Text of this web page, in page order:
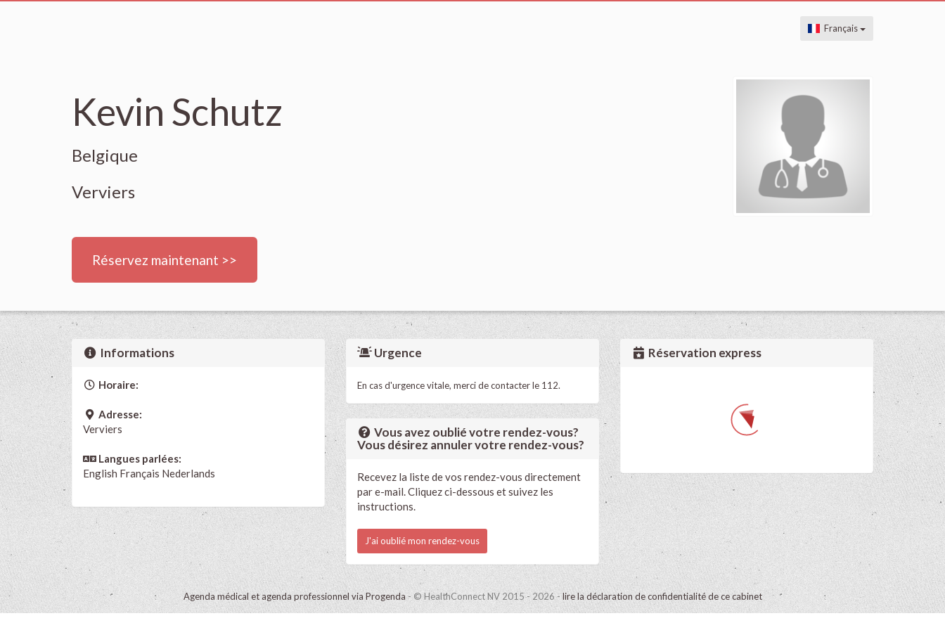
Français
Kevin Schutz
Belgique
Verviers
Réservez maintenant >>
Informations
Horaire:
Adresse:
Verviers
Langues parlées:
English Français Nederlands
Urgence
En cas d'urgence vitale, merci de contacter le 112.
Vous avez oublié votre rendez-vous?
Vous désirez annuler votre rendez-vous?
Recevez la liste de vos rendez-vous directement
par e-mail. Cliquez ci-dessous et suivez les
instructions.
J'ai oublié mon rendez-vous
Réservation express
Agenda médical et agenda professionnel via Progenda - © HealthConnect NV 2015 - 2026 -lire la déclaration de confidentialité de ce cabinet